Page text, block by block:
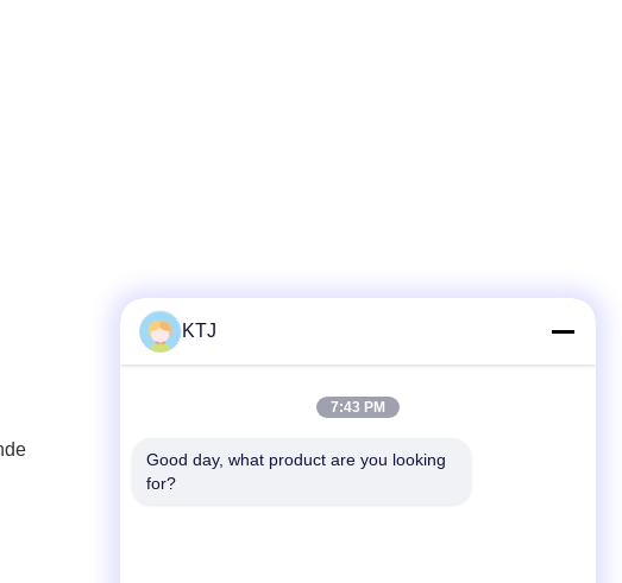
Telefoon
KTJ
7:43 PM
Good day, what product are you looking
for?